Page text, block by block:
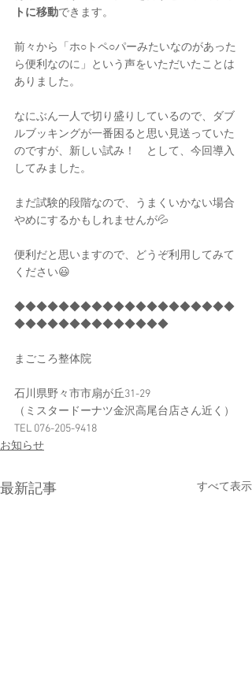
トに移動できます。
前々から「ホ○トペ○パーみたいなのがあった
ら便利なのに」という声をいただいたことは
ありました。
なにぶん一人で切り盛りしているので、ダブ
ルブッキングが一番困ると思い見送っていた
のですが、新しい試み！　として、今回導入
してみました。
まだ試験的段階なので、うまくいかない場合
やめにするかもしれませんが💦
便利だと思いますので、どうぞ利用してみて
ください😃
◆◆◆◆◆◆◆◆◆◆◆◆◆◆◆◆◆◆◆◆
◆◆◆◆◆◆◆◆◆◆◆◆◆◆
まごころ整体院
石川県野々市市扇が丘31-29
（ミスタードーナツ金沢高尾台店さん近く）
TEL 076-205-9418
お知らせ
最新記事 すべて表示